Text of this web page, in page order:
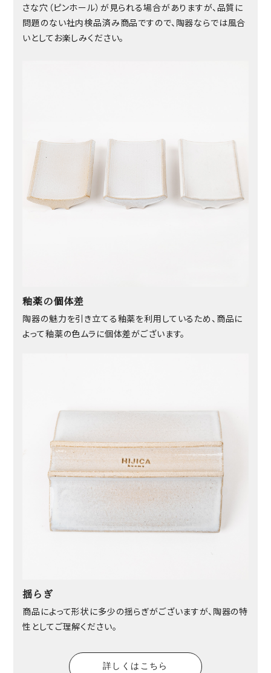
さな穴（ピンホール）が見られる場合がありますが、品質に
問題のない社内検品済み商品ですので、陶器ならでは風合
いとしてお楽しみください。
釉薬の個体差
陶器の魅力を引き立てる釉薬を利用しているため、商品に
よって釉薬の色ムラに個体差がございます。
揺らぎ
商品によって形状に多少の揺らぎがございますが、陶器の特
性としてご理解ください。
詳しくはこちら